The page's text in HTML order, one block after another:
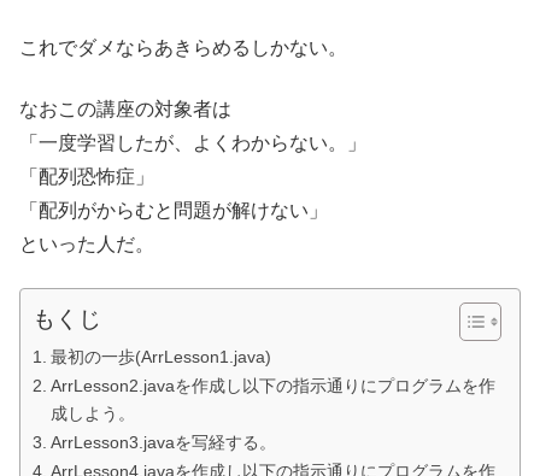
これでダメならあきらめるしかない。
なおこの講座の対象者は
「一度学習したが、よくわからない。」
「配列恐怖症」
「配列がからむと問題が解けない」
といった人だ。
もくじ
最初の一歩(ArrLesson1.java)
ArrLesson2.javaを作成し以下の指示通りにプログラムを作
成しよう。
ArrLesson3.javaを写経する。
ArrLesson4.javaを作成し以下の指示通りにプログラムを作